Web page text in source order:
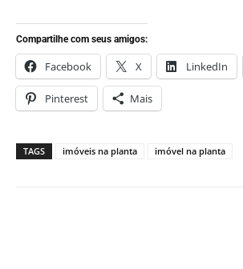
Compartilhe com seus amigos:
Facebook X LinkedIn
Pinterest Mais
TAGS imóveis na planta imóvel na planta